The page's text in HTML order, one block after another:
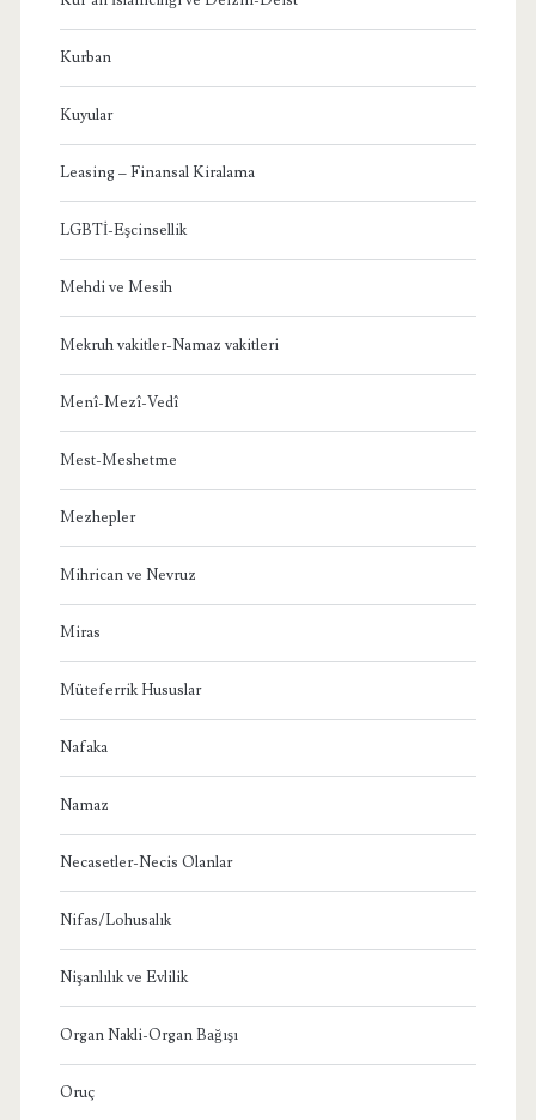
Kurban
Kuyular
Leasing – Finansal Kiralama
LGBTİ-Eşcinsellik
Mehdi ve Mesih
Mekruh vakitler-Namaz vakitleri
Menî-Mezî-Vedî
Mest-Meshetme
Mezhepler
Mihrican ve Nevruz
Miras
Müteferrik Hususlar
Nafaka
Namaz
Necasetler-Necis Olanlar
Nifas/Lohusalık
Nişanlılık ve Evlilik
Organ Nakli-Organ Bağışı
Oruç